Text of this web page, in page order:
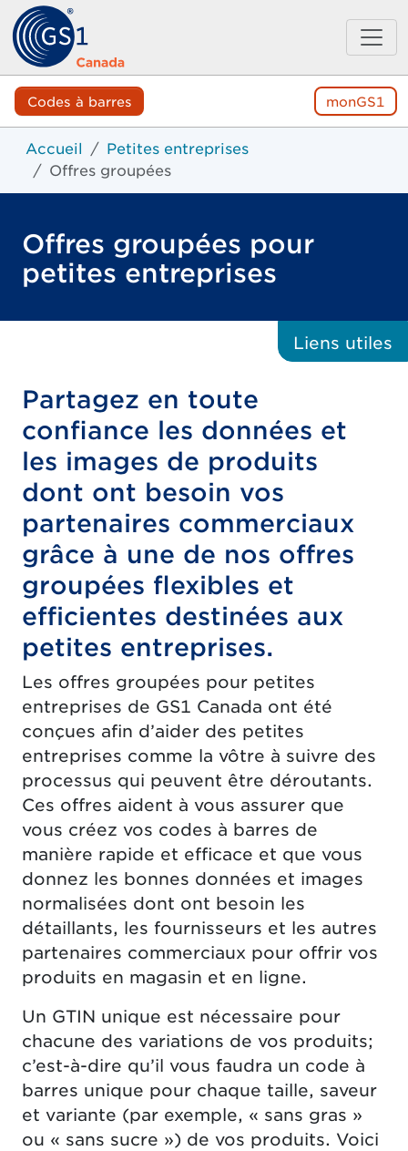
Codes à barres monGS1
Accueil
Petites entreprises
Offres groupées
Offres groupées pour
petites entreprises
Liens utiles
Partagez en toute
confiance les données et
les images de produits
dont ont besoin vos
partenaires commerciaux
grâce à une de nos offres
groupées flexibles et
efficientes destinées aux
petites entreprises.
Les offres groupées pour petites
entreprises de GS1 Canada ont été
conçues afin d’aider des petites
entreprises comme la vôtre à suivre des
processus qui peuvent être déroutants.
Ces offres aident à vous assurer que
vous créez vos codes à barres de
manière rapide et efficace et que vous
donnez les bonnes données et images
normalisées dont ont besoin les
détaillants, les fournisseurs et les autres
partenaires commerciaux pour offrir vos
produits en magasin et en ligne.
Un GTIN unique est nécessaire pour
chacune des variations de vos produits;
c’est-à-dire qu’il vous faudra un code à
barres unique pour chaque taille, saveur
et variante (par exemple, « sans gras »
ou « sans sucre ») de vos produits. Voici